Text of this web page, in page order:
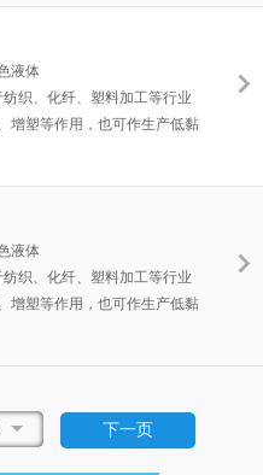
液体
纺织、化纤、塑料加工等行业
增塑等作用，也可作生产低黏
液体
纺织、化纤、塑料加工等行业
增塑等作用，也可作生产低黏
下一页